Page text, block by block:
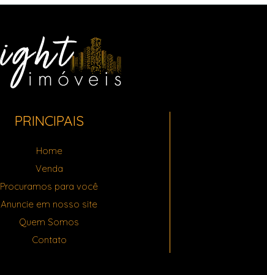
PRINCIPAIS
Home
Venda
Procuramos para você
Anuncie em nosso site
Quem Somos
Contato